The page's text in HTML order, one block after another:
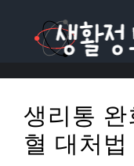
로
생리통
혈 대처법